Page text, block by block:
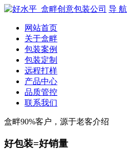
导 航
网站首页
关于盒畔
包装案例
包装定制
远程打样
产品中心
品质管控
联系我们
盒畔90%客户，源于老客介绍
好包装=好销量